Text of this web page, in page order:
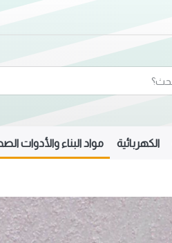
الكهربائية مواد البناء والأدوات